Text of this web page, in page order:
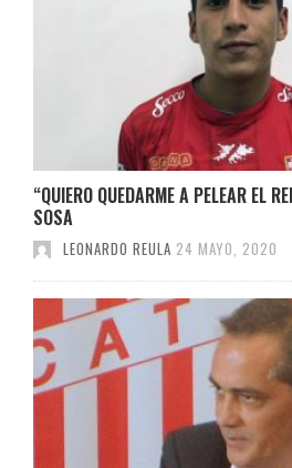
“QUIERO QUEDARME A PELEAR EL
SOSA
LEONARDO REULA 24 MAYO, 2020